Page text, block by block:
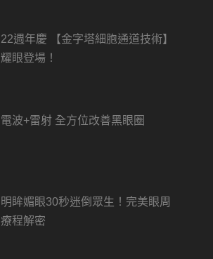
22週年慶 【金字塔細胞通道技術】
耀眼登場！
電波+雷射 全方位改善黑眼圈
明眸媚眼30秒迷倒眾生！完美眼周
療程解密